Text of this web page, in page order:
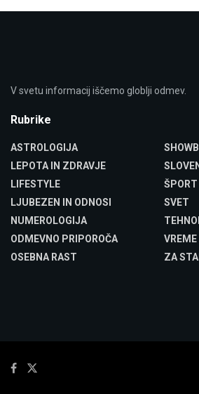
V svetu informacij iščemo globlji odmev.
Rubrike
ASTROLOGIJA
LEPOTA IN ZDRAVJE
LIFESTYLE
LJUBEZEN IN ODNOSI
NUMEROLOGIJA
ODMEVNO PRIPOROČA
OSEBNA RAST
ŠPORT
SVET
VREME
ZA